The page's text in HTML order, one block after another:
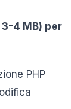
4 MB) per
PHP